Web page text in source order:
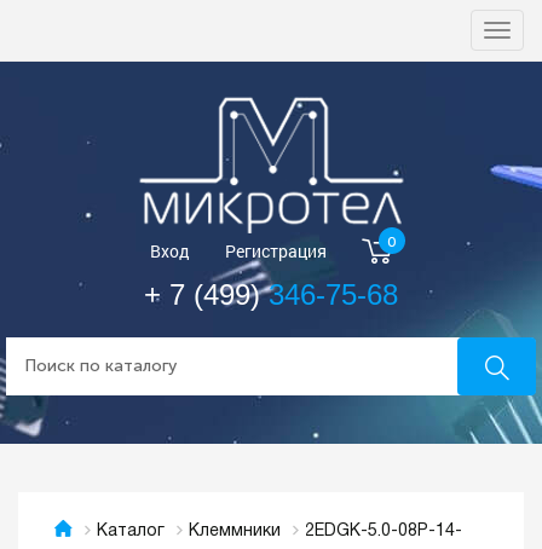
Вход Регистрация 0
+ 7 (499)346-75-68
Каталог Клеммники
2EDGK-5.0-08P-14-